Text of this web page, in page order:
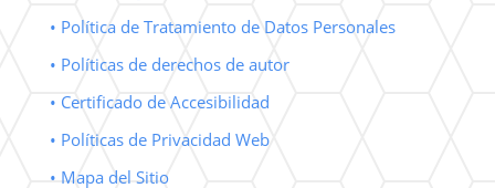
• Política de Tratamiento de Datos Personales
• Políticas de derechos de autor
• Certificado de Accesibilidad
• Políticas de Privacidad Web
• Mapa del Sitio